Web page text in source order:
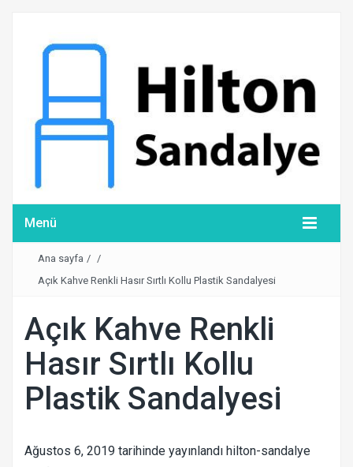
Menü
Ana sayfa / /
Açık Kahve Renkli Hasır Sırtlı Kollu Plastik Sandalyesi
Açık Kahve Renkli
Hasır Sırtlı Kollu
Plastik Sandalyesi
Ağustos 6, 2019 tarihinde yayınlandı hilton-sandalye